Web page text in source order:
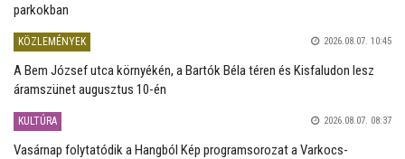
parkokban
KÖZLEMÉNYEK 2026.08.07. 10:45
A Bem József utca környékén, a Bartók Béla téren és Kisfaludon lesz
áramszünet augusztus 10-én
KULTÚRA 2026.08.07. 08:37
Vasárnap folytatódik a Hangból Kép programsorozat a Varkocs-